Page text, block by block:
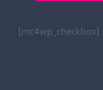
[mc4wp_checkbox]